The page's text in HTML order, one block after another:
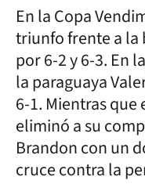
En la Copa
triunfo frente a la
por 6-2 y 6-3. En
la paraguaya
6-1. Mientras
eliminó a su
Brandon con un
cruce contra la